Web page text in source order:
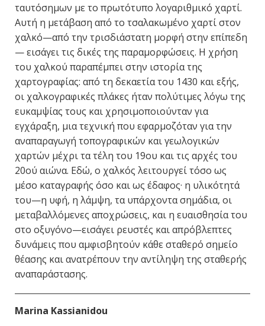
ταυτόσημων με το πρωτότυπο λογαριθμικό χαρτί.
Αυτή η μετάβαση από το τσαλακωμένο χαρτί στον
χαλκό—από την τρισδιάστατη μορφή στην επίπεδη
— εισάγει τις δικές της παραμορφώσεις. Η χρήση
του χαλκού παραπέμπει στην ιστορία της
χαρτογραφίας: από τη δεκαετία του 1430 και εξής,
οι χαλκογραφικές πλάκες ήταν πολύτιμες λόγω της
ευκαμψίας τους και χρησιμοποιούνταν για
εγχάραξη, μια τεχνική που εφαρμοζόταν για την
αναπαραγωγή τοπογραφικών και γεωλογικών
χαρτών μέχρι τα τέλη του 19ου και τις αρχές του
20ού αιώνα. Εδώ, ο χαλκός λειτουργεί τόσο ως
μέσο καταγραφής όσο και ως έδαφος· η υλικότητά
του—η υφή, η λάμψη, τα υπάρχοντα σημάδια, οι
μεταβαλλόμενες αποχρώσεις, και η ευαισθησία του
στο οξυγόνο—εισάγει ρευστές και απρόβλεπτες
δυνάμεις που αμφισβητούν κάθε σταθερό σημείο
θέασης και ανατρέπουν την αντίληψη της σταθερής
αναπαράστασης.
Marina Kassianidou